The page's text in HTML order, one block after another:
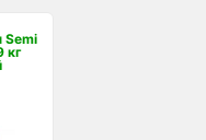
Semi
кг